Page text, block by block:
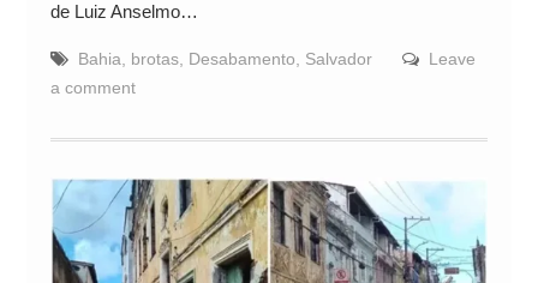
de Luiz Anselmo…
Bahia brotas, Desabamento Salvador
Leave
a comment